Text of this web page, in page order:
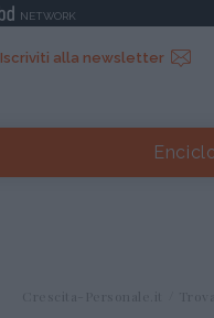
NETWORK
Iscriviti alla newsletter